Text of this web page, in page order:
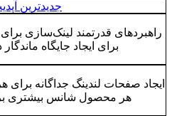
جدیدترین
راهبردهای قدرتمند لینک‌سازی برای
برای ایجاد جایگاه
ایجاد صفحات لندینگ جداگانه
هر محصول شانس بیشتری